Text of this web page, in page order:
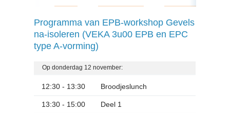
Programma van EPB-workshop Gevels
na-isoleren (VEKA 3u00 EPB en EPC
type A-vorming)
Op donderdag 12 november:
12:30 - 13:30 Broodjeslunch
13:30 - 15:00 Deel 1